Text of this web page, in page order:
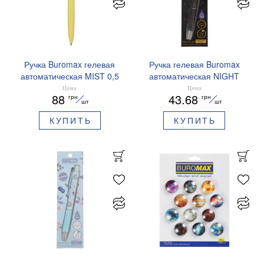
Ручка Buromax гелевая
автоматическая MIST 0,5
мм синие чернила
BM.83103
Цена
88 грн
шт
КУПИТЬ
Ручка гелевая Buromax
автоматическая NIGHT
SKY ZODIAC 0.5 мм
ароматизированный грипп
синие чернила BM.8379-
01
Цена
43.68 грн
шт
КУПИТЬ